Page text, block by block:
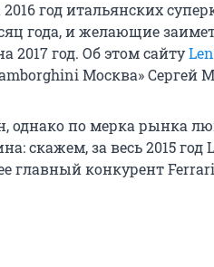
год итальянских
года, и желающие
2017 год. Об этом сайту
Москва» Сергей
однако по мерка рынка
скажем, за весь 2015 год
главный конкурент